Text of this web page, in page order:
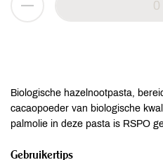
Biologische hazelnootpasta,
cacaopoeder van biologische
palmolie in deze pasta is RSPO
Gebruikertips